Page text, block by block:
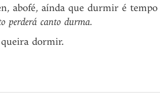
abofé, aínda que durmir é
perderá canto durma.
dormir.